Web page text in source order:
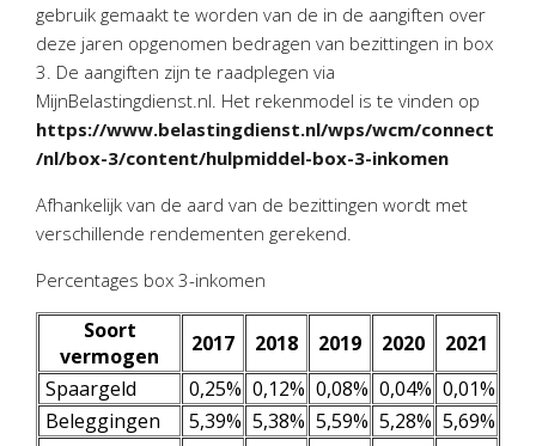
Nieuws&informatie
Nieuwsbrief
Nieuwsoverzicht
Handige links
Contact
Online
Twinfield – Boekhouden
BaseCone – Facturen
gebruik gemaakt te worden van de in de aangiften over
deze jaren opgenomen bedragen van bezittingen in box
3. De aangiften zijn te raadplegen via
MijnBelastingdienst.nl. Het rekenmodel is te vinden op
https://www.belastingdienst.nl/wps/wcm/connect
/nl/box-3/content/hulpmiddel-box-3-inkomen
Afhankelijk van de aard van de bezittingen wordt met
verschillende rendementen gerekend.
Percentages box 3-inkomen
Soort
vermogen
2017 2018 2019 2020
2021
Spaargeld
0,25% 0,12% 0,08% 0,04% 0,01%
Beleggingen
5,39% 5,38% 5,59% 5,28% 5,69%